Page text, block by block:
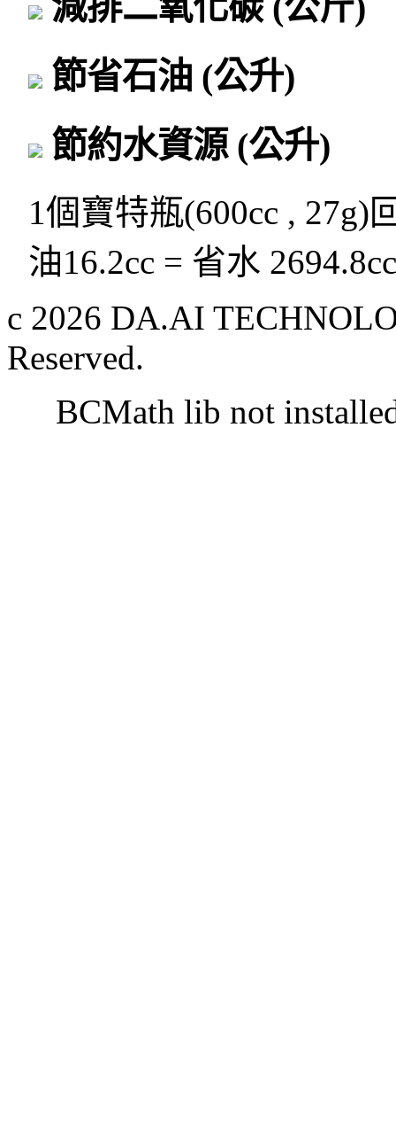
節省石油 (公升)
節約水資源 (公升)
1個寶特瓶(600cc , 27g)
油16.2cc = 省水
c 2026 DA.AI
Reserved.
BCMath lib not